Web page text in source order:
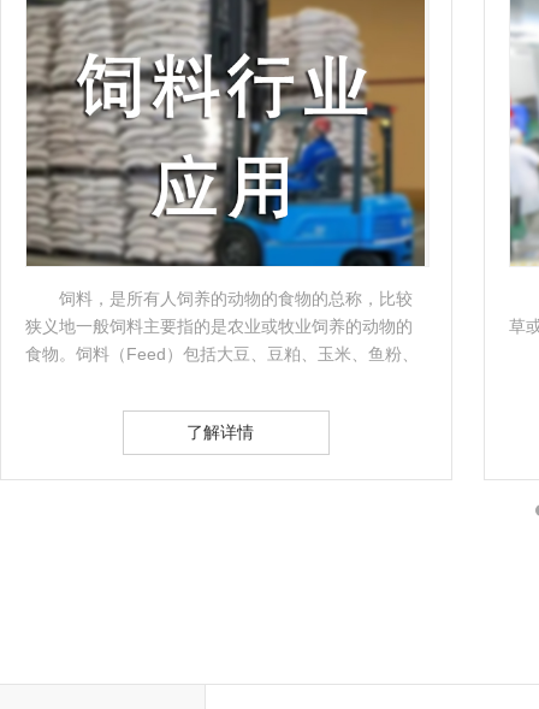
饲料，是所有人饲养的动物的食物的总称，比较
狭义地一般饲料主要指的是农业或牧业饲养的动物的
食物。饲料（Feed）包括大豆、豆粕、玉米、鱼粉、
添加剂等十余个品种的饲料原料。…
了解详情
草